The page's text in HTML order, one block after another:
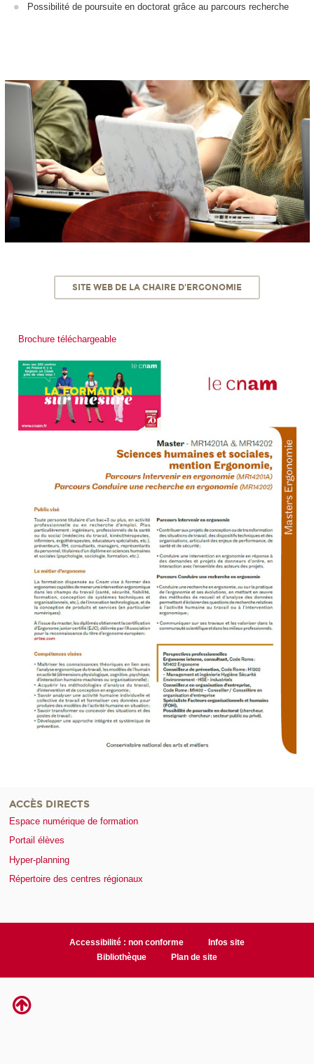
Possibilité de poursuite en doctorat grâce au parcours recherche
SITE WEB DE LA CHAIRE D'ERGONOMIE
Brochure téléchargeable
ACCÈS DIRECTS
Espace numérique de formation
Portail élèves
Hyper-planning
Répertoire des centres régionaux
Accessibilité : non conforme
Infos site
Bibliothèque
Plan de site